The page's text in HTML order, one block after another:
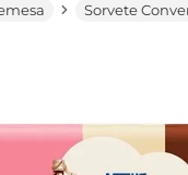
Sorvete